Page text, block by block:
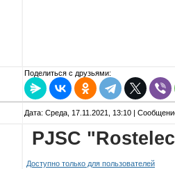
Поделиться с друзьями:
Дата: Среда, 17.11.2021, 13:10 |
PJSC
Доступно только для пользователей